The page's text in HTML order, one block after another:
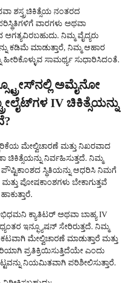
ಶಸ್ತ್ರಚಿಕಿತ್ಸೆಯ ನಂತರದ
ವಾರಗಳು ಅಥವಾ
ನಿಮ್ಮ ವೈದ್ಯರು
ಕಡಿಮೆ ಮಾಡುತ್ತಾರೆ, ನಿಮ್ಮ ಆಹಾರ
ಸಾಮರ್ಥ್ಯ ಸುಧಾರಿಸಿದಂತೆ.
ಅಮೈನೋ
IV ಚಿಕಿತ್ಸೆಯನ್ನು
ಮೇಲ್ವಿಚಾರಣೆ ಮತ್ತು ನಿಖರವಾದ
ನಿರ್ವಹಿಸುತ್ತದೆ. ನಿಮ್ಮ
ಪೌಷ್ಟಿಕಾಂಶದ ಸ್ಥಿತಿಯನ್ನು ಆಧರಿಸಿ ನಿಮಗೆ
ಪೋಷಕಾಂಶಗಳು ಬೇಕಾಗುತ್ತವೆ
ಕ್ಯಾತಿಟರ್ ಅಥವಾ ಬಾಹ್ಯ IV
ಇನ್ಫ್ಯೂಷನ್ ಸೇರಿರುತ್ತದೆ. ನಿಮ್ಮ
ಮೇಲ್ವಿಚಾರಣೆ ಮಾಡುತ್ತಾರೆ ಮತ್ತು
ಪ್ರತಿಕ್ರಿಯಿಸುತ್ತಿದೆಯೇ ಎಂದು
ನಿಯಮಿತವಾಗಿ ಪರಿಶೀಲಿಸುತ್ತಾರೆ.